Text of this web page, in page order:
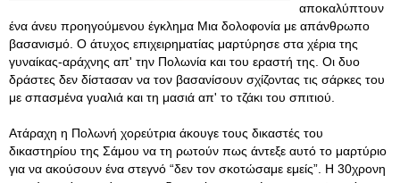
αποκαλύπτουν
ένα άνευ προηγούμενου έγκλημα Μια δολοφονία με απάνθρωπο
βασανισμό. Ο άτυχος επιχειρηματίας μαρτύρησε στα χέρια της
γυναίκας-αράχνης απ' την Πολωνία και του εραστή της. Οι δυο
δράστες δεν δίστασαν να τον βασανίσουν σχίζοντας τις σάρκες του
με σπασμένα γυαλιά και τη μασιά απ' το τζάκι του σπιτιού.
Ατάραχη η Πολωνή χορεύτρια άκουγε τους δικαστές του
δικαστηρίου της Σάμου να τη ρωτούν πως άντεξε αυτό το μαρτύριο
για να ακούσουν ένα στεγνό “δεν τον σκοτώσαμε εμείς”. H 30χρονη